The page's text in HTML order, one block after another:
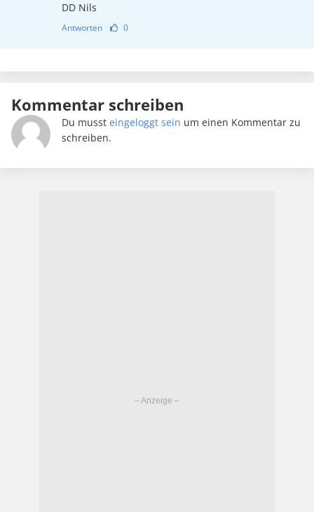
DD Nils
Antworten 0
Kommentar schreiben
Du musst eingeloggt sein um einen Kommentar zu
schreiben.